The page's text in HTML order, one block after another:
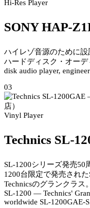
Hi-Res Player
SONY HAP-
ハイレゾ音源のために設
ハードディスク・オーデ
disk audio player,
03
Vinyl Player
Technics SL-
SL-1200シリーズ発売50
1200台限定で発売され
Technicsのグランクラス。
SL-1200 — Technics'
worldwide SL-1200GAE-